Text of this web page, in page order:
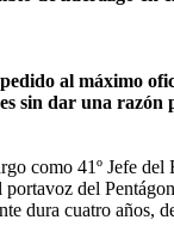
al máximo
sin dar una razón
como 41º Jefe
del
dura cuatro años,